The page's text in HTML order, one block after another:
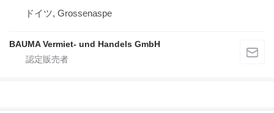
ドイツ, Grossenaspe
BAUMA Vermiet- und Handels GmbH